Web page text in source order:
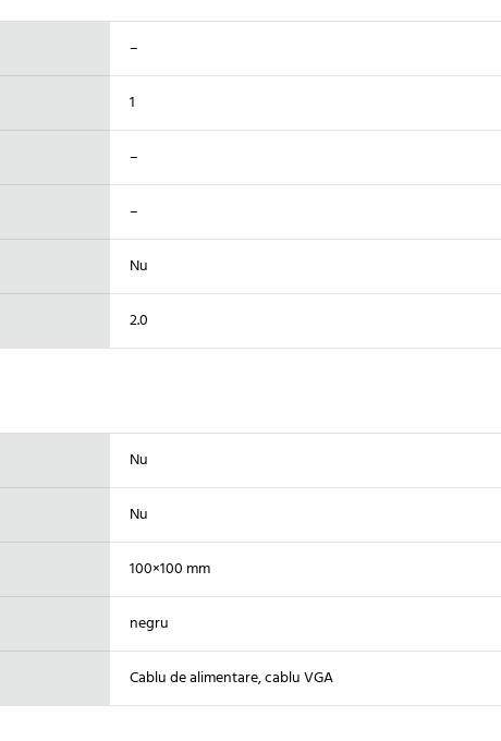
–
1
–
–
Nu
2.0
Nu
Nu
100×100 mm
negru
Cablu de alimentare, cablu VGA